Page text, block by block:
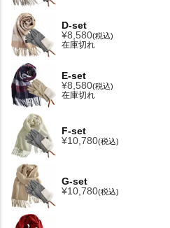
D-set
¥8,580 税込
在庫切れ
E-set
¥8,580 税込
在庫切れ
F-set
¥10,780 税込
G-set
¥10,780 税込